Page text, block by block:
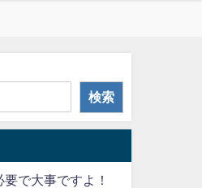
検索
で大事ですよ！